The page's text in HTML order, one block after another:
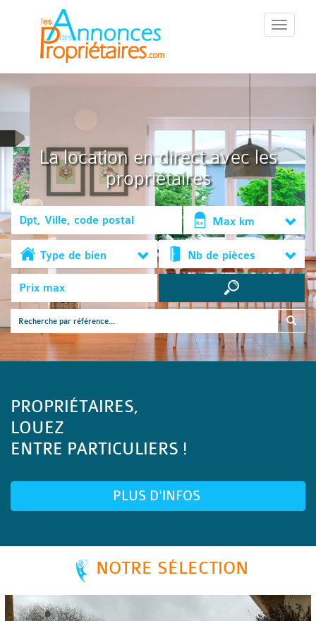
::Menu::
La location en direct avec les
propriétaires
Max km
Type de bien Nb de pièces
PROPRIÉTAIRES,
LOUEZ
ENTRE PARTICULIERS !
PLUS D'INFOS
NOTRE SÉLECTION